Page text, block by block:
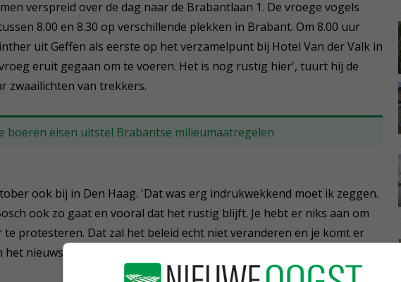
verspreid over de dag naar de Brabantlaan 1. De vroege vogels
8.00 en 8.30 op verschillende plekken in Brabant. Om 8.00 uur
uit Geffen als eerste op het verzamelpunt bij Hotel Van der Valk in
eruit gegaan om te voeren. Het is nog rustig hier', tuurt hij de
zwaailichten van trekkers.
boeren eisen uitstel Brabantse milieumaatregelen
ook bij in Den Haag. 'Dat was erg indrukwekkend moet ik zeggen.
ook zo gaat en vooral dat het rustig blijft. Je hebt er niks aan om
protesteren. Dat zal het beleid echt niet veranderen en je komt er
nieuws. Maar het is goed om erbij te zijn, dat is het enige wat we